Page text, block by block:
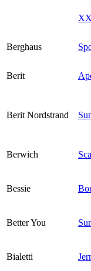
Berghaus
Berit
Berit Nordstrand
Berwich
Bessie
Better You
Bialetti